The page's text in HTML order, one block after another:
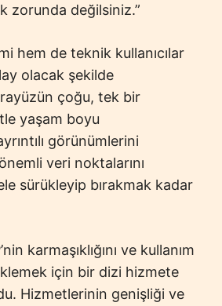
zorunda değilsiniz.”
hem de teknik kullanıcılar
olacak şekilde
çoğu, tek bir
yaşam boyu
görünümlerini
veri noktalarını
sürükleyip bırakmak kadar
karmaşıklığını ve kullanım
için bir dizi hizmete
Hizmetlerinin genişliği ve